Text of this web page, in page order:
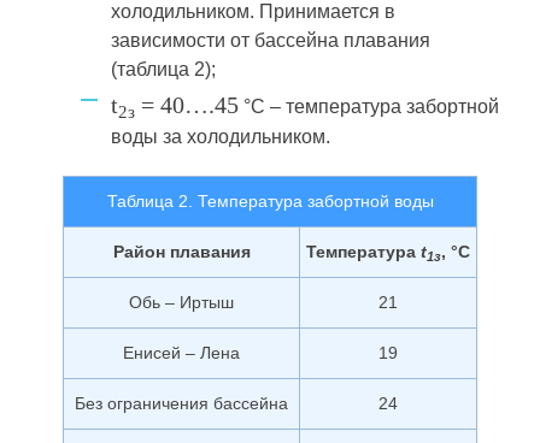
холодильником. Принимается в
зависимости от бассейна плавания
(таблица 2);
t2з = 40….45 °С – температура забортной
воды за холодильником.
Таблица 2. Температура забортной воды
Район плавания Температура t1з, °С
Обь – Иртыш 21
Енисей – Лена 19
Без ограничения бассейна 24